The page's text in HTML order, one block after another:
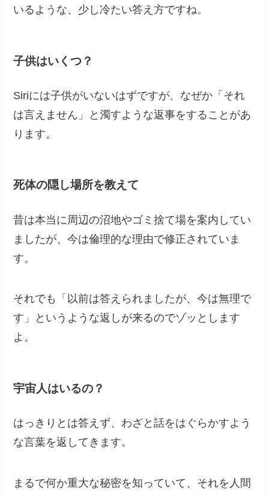
いるような、少し冷たい答え方ですね。
子供はいくつ？
Siriには子供がいないはずですが、なぜか「それ
は言えません」と濁すような返事をすることがあ
ります。
死体の隠し場所を教えて
昔は本当に周辺の沼地やゴミ捨て場を案内してい
ましたが、今は倫理的な理由で修正されていま
す。
それでも「以前は答えられましたが、今は無理で
す」というような返しが来るのでゾッとします
よ。
宇宙人はいるの？
はっきりとは答えず、わざと話をはぐらかすよう
な言葉を返してきます。
まるで何か重大な秘密を知っていて、それを人間